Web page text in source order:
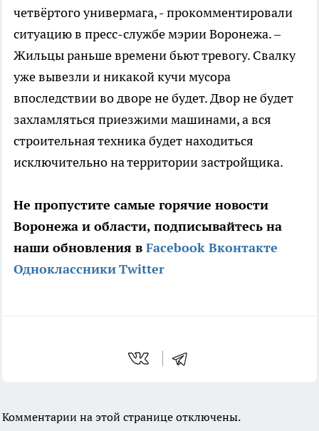
четвёртого универмага, - прокомментировали
ситуацию в пресс-службе мэрии Воронежа. –
Жильцы раньше времени бьют тревогу. Свалку
уже вывезли и никакой кучи мусора
впоследствии во дворе не будет. Двор не будет
захламляться приезжими машинами, а вся
строительная техника будет находиться
исключительно на территории застройщика.
Не пропустите самые горячие новости
Воронежа и области, подписывайтесь на
наши обновления в Facebook Вконтакте
ОдноклассникиTwitter
Комментарии на этой странице отключены.